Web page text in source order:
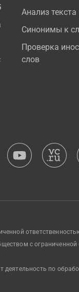
Анализ текста
Синонимы к
Проверка
слов
с
деятельность по